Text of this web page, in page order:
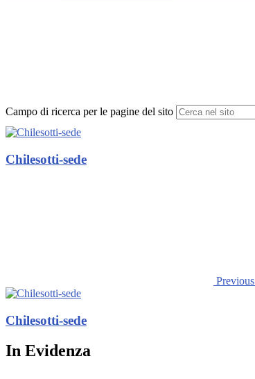
Campo di ricerca per le pagine del sito
Chilesotti-sede
Previous
Chilesotti-sede
In Evidenza